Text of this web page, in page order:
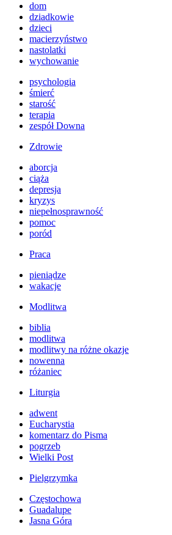
dom
dziadkowie
dzieci
macierzyństwo
nastolatki
wychowanie
psychologia
śmierć
starość
terapia
zespół Downa
Zdrowie
aborcja
ciąża
depresja
kryzys
niepełnosprawność
pomoc
poród
Praca
pieniądze
wakacje
Modlitwa
biblia
modlitwa
modlitwy na różne okazje
nowenna
różaniec
Liturgia
adwent
Eucharystia
komentarz do Pisma
pogrzeb
Wielki Post
Pielgrzymka
Częstochowa
Guadalupe
Jasna Góra